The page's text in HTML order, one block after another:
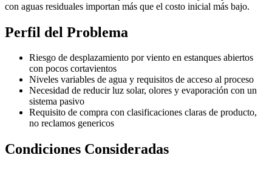
con aguas residuales importan más que el costo inicial más bajo.
Perfil del Problema
Riesgo de desplazamiento por viento en estanques abiertos
con pocos cortavientos
Niveles variables de agua y requisitos de acceso al proceso
Necesidad de reducir luz solar, olores y evaporación con un
sistema pasivo
Requisito de compra con clasificaciones claras de producto,
no reclamos genericos
Condiciones Consideradas